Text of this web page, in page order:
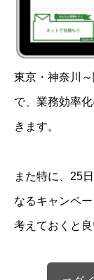
東京・神奈川
で、業務効率
きます。
また特に、25
なるキャンペ
考えておくと良